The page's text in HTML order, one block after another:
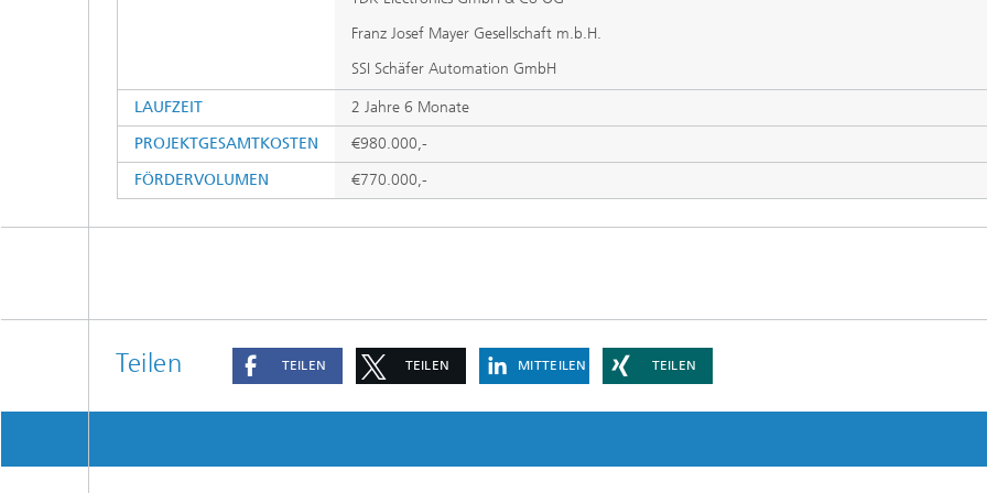
Franz Josef Mayer Gesellschaft m.b.H.
SSI Schäfer Automation GmbH
LAUFZEIT
2 Jahre 6 Monate
PROJEKTGESAMTKOSTEN
€980.000,-
FÖRDERVOLUMEN
€770.000,-
Teilen TEILEN TEILEN MITTEILEN TEILEN